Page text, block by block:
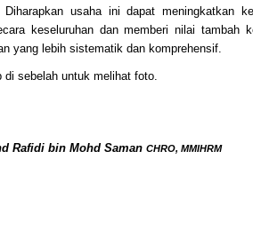
Diharapkan usaha ini dapat meningkatkan
keseluruhan dan memberi nilai tambah
yang lebih sistematik dan komprehensif.
di sebelah untuk melihat foto.
Rafidi bin Mohd Saman CHRO, MMIHRM